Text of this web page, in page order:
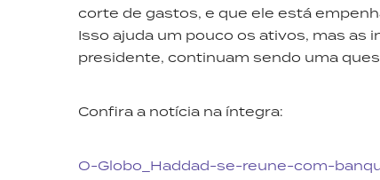
corte de gastos, e que ele está
Isso ajuda um pouco os ativos, mas as
presidente, continuam sendo uma
Confira a notícia na íntegra:
O-Globo_Haddad-se-reune-com-